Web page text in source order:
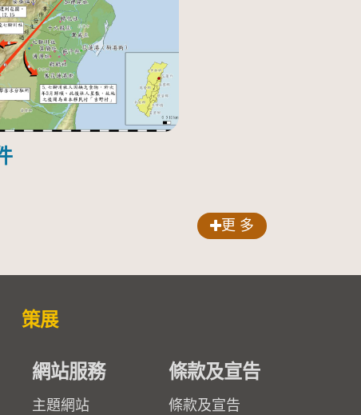
更 多
策展
網站服務
主題網站
條款及宣告
條款及宣告